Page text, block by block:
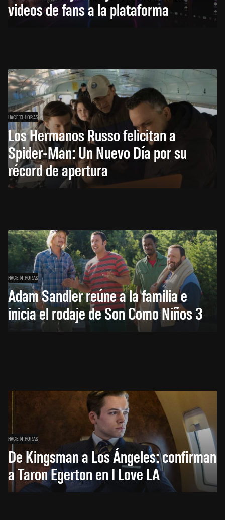
videos de fans a la plataforma
HACE 13 HORAS
Los Hermanos Russo felicitan a
Spider-Man: Un Nuevo Día por su
récord de apertura
HACE 14 HORAS
Adam Sandler reúne a la familia e
inicia el rodaje de Son Como Niños 3
HACE 14 HORAS
De Kingsman a Los Ángeles: confirman
a Taron Egerton en I Love LA